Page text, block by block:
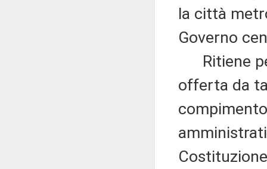
la città
Governo
Ritiene
offerta da